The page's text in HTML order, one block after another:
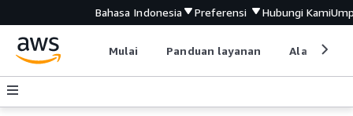
Bahasa Indonesia Preferensi Hubungi Kami
Mulai Panduan layanan Alat